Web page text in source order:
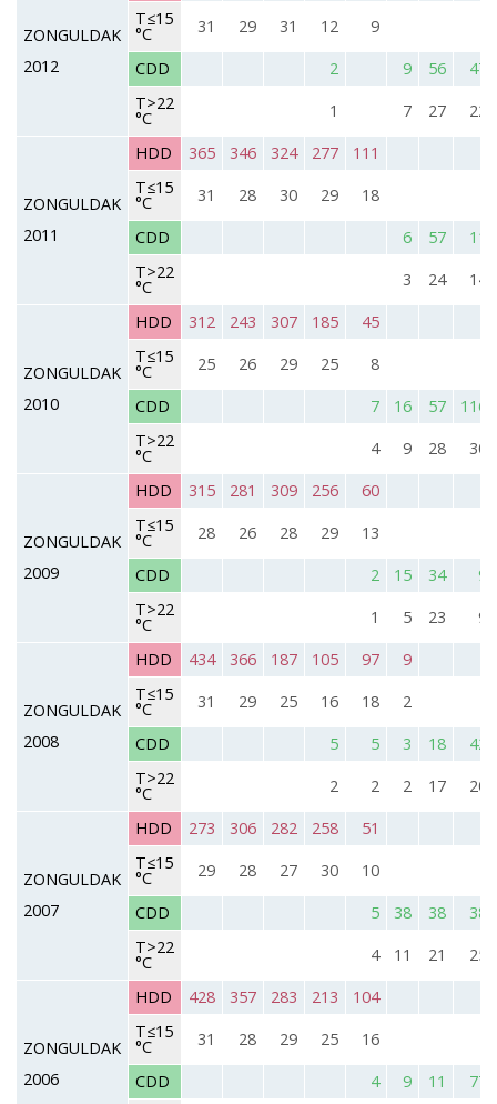
ZONGULDAK
2012
T≤15
°C 31 29 31 12
9
CDD
2 9 56
47
T>22
°C 1 7 27 22
ZONGULDAK
2011
HDD 365 346 324 277
111
T≤15
°C 31 28 30 29
18
CDD
6 57
11
T>22
°C 3 24 14
ZONGULDAK
2010
HDD 312 243 307 185
45
T≤15
°C 25 26 29 25
8
CDD
7 16 57
116
T>22
°C 4 9 28 30
ZONGULDAK
2009
HDD 315 281 309 256
60
T≤15
°C 28 26 28 29
13
CDD
2 15 34
9
T>22
°C 1 5 23 9
ZONGULDAK
2008
HDD 434 366 187 105 97
9
T≤15
°C 31 29 25 16 18
2
CDD
5 5 3 18
42
T>22
°C 2 2 2 17 20
ZONGULDAK
2007
HDD 273 306 282 258
51
T≤15
°C 29 28 27 30
10
CDD
5 38 38
38
T>22
°C 4 11 21 25
ZONGULDAK
2006
HDD 428 357 283 213
104
T≤15
°C 31 28 29 25
16
CDD
4 9 11
77